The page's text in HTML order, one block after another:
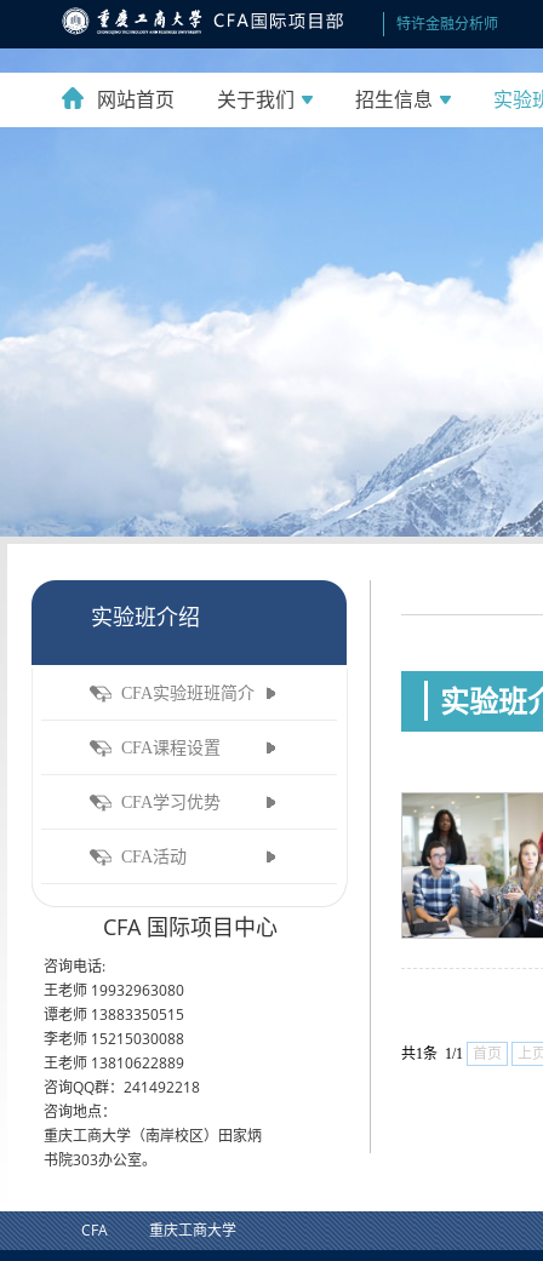
特许金融分析师
网站首页 关于我们 招生信息 实验
实验班介绍
CFA实验班班简介
CFA课程设置
CFA学习优势
CFA活动
CFA 国际项目中心
咨询电话:
王老师 19932963080
谭老师 13883350515
李老师 15215030088
王老师 13810622889
咨询QQ群：241492218
咨询地点：
重庆工商大学（南岸校区）田家炳
书院303办公室。
实验班
共1条 1/1 首页 上
CFA 重庆工商大学